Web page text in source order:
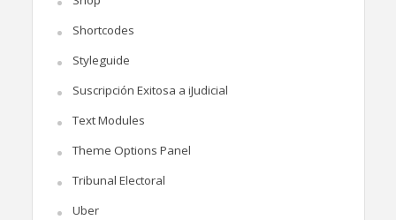
Shortcodes
Styleguide
Suscripción Exitosa a iJudicial
Text Modules
Theme Options Panel
Tribunal Electoral
Uber